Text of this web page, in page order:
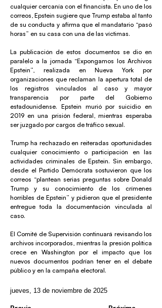
cualquier cercanía con el financista. En uno de los
correos, Epstein sugiere que Trump estaba al tanto
de su conducta y afirma que el mandatario “pasó
horas” en su casa con una de las víctimas.
La publicación de estos documentos se dio en
paralelo a la jornada “Expongamos los Archivos
Epstein”, realizada en Nueva York por
organizaciones que reclaman la apertura total de
los registros vinculados al caso y mayor
transparencia por parte del Gobierno
estadounidense. Epstein murió por suicidio en
2019 en una prisión federal, mientras esperaba
ser juzgado por cargos de tráfico sexual.
Trump ha rechazado en reiteradas oportunidades
cualquier conocimiento o participación en las
actividades criminales de Epstein. Sin embargo,
desde el Partido Demócrata sostuvieron que los
correos “plantean serias preguntas sobre Donald
Trump y su conocimiento de los crímenes
horribles de Epstein” y pidieron que el presidente
entregue toda la documentación vinculada al
caso.
El Comité de Supervisión continuará revisando los
archivos incorporados, mientras la presión política
crece en Washington por el impacto que los
nuevos documentos podrían tener en el debate
público y en la campaña electoral.
jueves, 13 de noviembre de 2025